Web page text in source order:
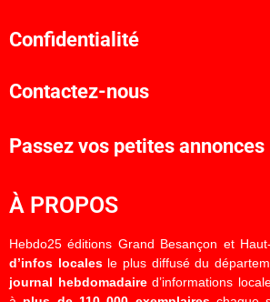
Confidentialité
Contactez-nous
Passez vos petites annonces
À PROPOS
Hebdo25 éditions Grand Besançon et
d’infos localesle plus diffusé du
journal hebdomadaired’informations